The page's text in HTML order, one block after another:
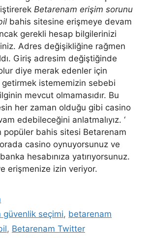
Betarenam erişim sorunu
bahis sitesine erişmeye devam
gerekli hesap bilgilerinizi
Adres değişikliğine rağmen
Giriş adresim değiştiğinde
diye merak edenler için
getirmek istememizin sebebi
mevcut olmamasıdır. Bu
her zaman olduğu gibi casino
edebileceğini anlatmalıyız. ‘
popüler bahis sitesi Betarenam
casino oynuyorsunuz ve
banka hesabınıza yatırıyorsunuz.
erişmenize izin veriyor.
güvenlik seçimi, betarenam
, Betarenam Twitter